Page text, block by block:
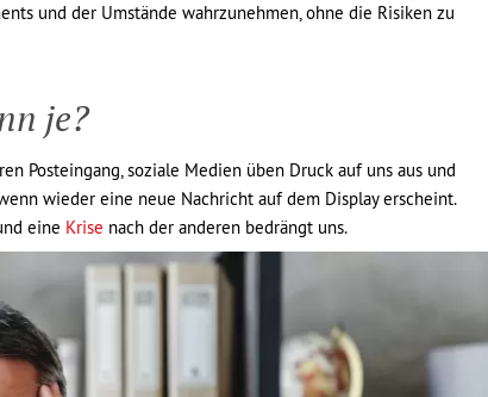
und der Umstände wahrzunehmen, ohne die Risiken zu
je?
Posteingang, soziale Medien üben Druck auf uns aus und
wieder eine neue Nachricht auf dem Display erscheint.
eine Krise nach der anderen bedrängt uns.